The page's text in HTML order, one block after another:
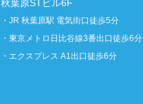
秋葉原STビル6F
・JR 秋葉原駅 電気街口徒歩5分
・東京メトロ日比谷線3番出口徒歩6分
・エクスプレス A1出口徒歩6分